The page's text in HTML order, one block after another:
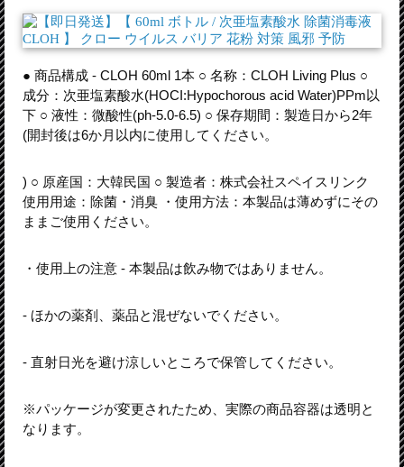
● 商品構成 - CLOH 60ml 1本 ○ 名称：CLOH Living Plus ○
成分：次亜塩素酸水(HOCI:Hypochorous acid Water)PPm以
下 ○ 液性：微酸性(ph-5.0-6.5) ○ 保存期間：製造日から2年
(開封後は6か月以内に使用してください。
) ○ 原産国：大韓民国 ○ 製造者：株式会社スペイスリンク
使用用途：除菌・消臭 ・使用方法：本製品は薄めずにその
ままご使用ください。
・使用上の注意 - 本製品は飲み物ではありません。
- ほかの薬剤、薬品と混ぜないでください。
- 直射日光を避け涼しいところで保管してください。
※パッケージが変更されたため、実際の商品容器は透明と
なります。